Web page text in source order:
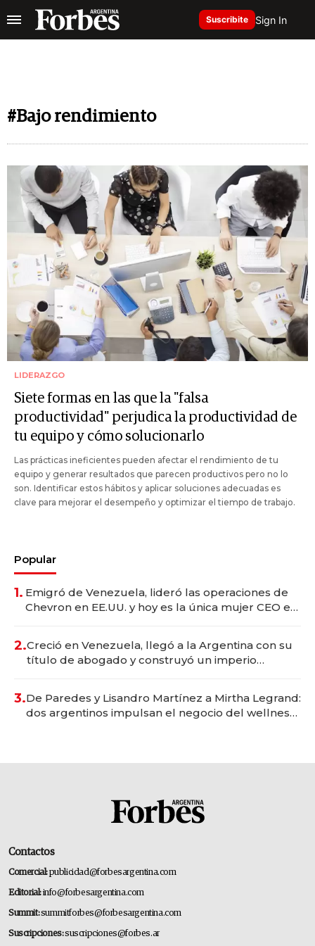
Suscribite Sign In
#Bajo rendimiento
LIDERAZGO
Siete formas en las que la "falsa
productividad" perjudica la productividad de
tu equipo y cómo solucionarlo
Las prácticas ineficientes pueden afectar el rendimiento de tu
equipo y generar resultados que parecen productivos pero no lo
son. Identificar estos hábitos y aplicar soluciones adecuadas es
clave para mejorar el desempeño y optimizar el tiempo de trabajo.
Popular
1. Emigró de Venezuela, lideró las operaciones de
Chevron en EE.UU. y hoy es la única mujer CEO en
2.Creció en Venezuela, llegó a la Argentina con su
título de abogado y construyó un imperio
3.De Paredes y Lisandro Martínez a Mirtha Legrand:
dos argentinos impulsan el negocio del wellness
Contactos
Comercial:publicidad@forbesargentina.com
Editorial:info@forbesargentina.com
Summit:summitforbes@forbesargentina.com
Suscripciones:suscripciones@forbes.ar